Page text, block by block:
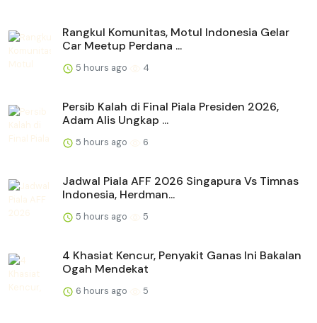
Rangkul Komunitas, Motul Indonesia Gelar
Car Meetup Perdana ...
5 hours ago 4
Persib Kalah di Final Piala Presiden 2026,
Adam Alis Ungkap ...
5 hours ago 6
Jadwal Piala AFF 2026 Singapura Vs Timnas
Indonesia, Herdman...
5 hours ago 5
4 Khasiat Kencur, Penyakit Ganas Ini Bakalan
Ogah Mendekat
6 hours ago 5